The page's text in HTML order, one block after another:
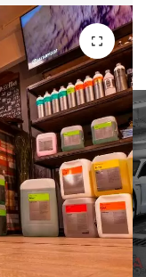
Mustang;
Crosstour,
Legend;
Santa Fe,
QX50 (EX);
Liberty,